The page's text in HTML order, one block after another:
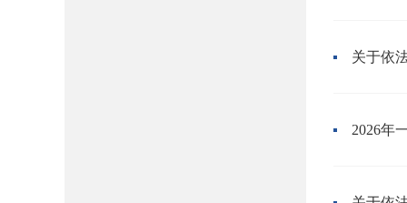
2026年